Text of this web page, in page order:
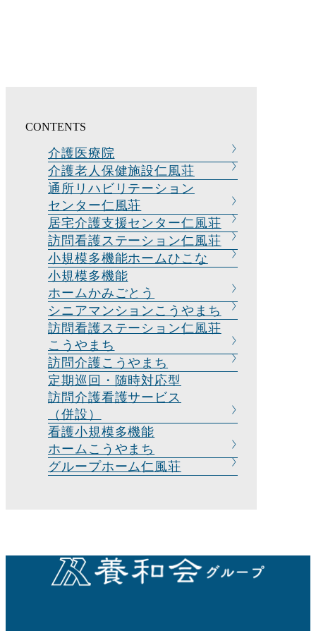
CONTENTS
介護医療院
介護老人保健施設仁風荘
通所リハビリテーション
センター仁風荘
居宅介護支援センター仁風荘
訪問看護ステー ション仁風荘
小規模多機能ホームひこな
小規模多機能
ホームかみごとう
シニアマンション こうやまち
訪問看護ステーション仁風荘
こうやまち
訪問介護 こうやまち
定期巡回・随時対応型
訪問介護看護サービス
（併設）
看護小規模多機能
ホームこうやまち
グループホーム仁風荘